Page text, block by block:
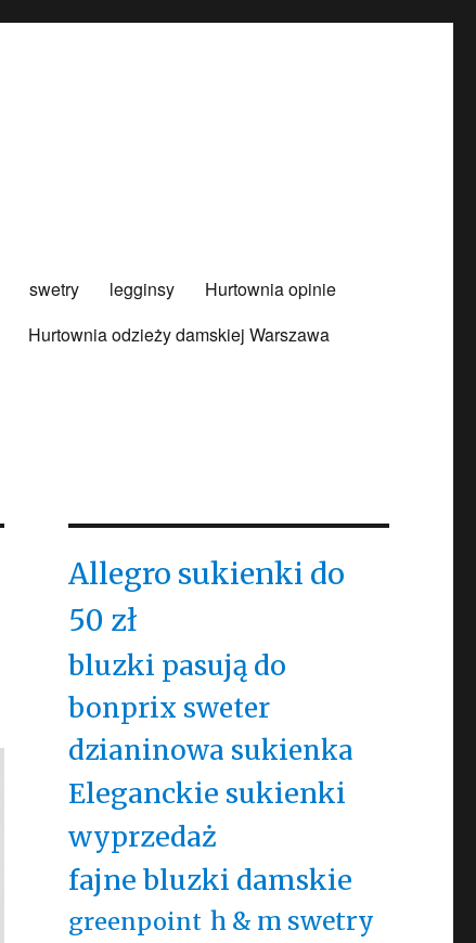
swetry legginsy
Hurtownia opinie
Hurtownia odzieży damskiej Warszawa
Allegro sukienki do
50 zł
bluzki pasują do
bonprix sweter
dzianinowa sukienka
Eleganckie sukienki
wyprzedaż
fajne bluzki damskie
greenpoint h & m swetry